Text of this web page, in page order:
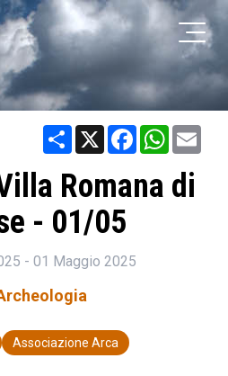
Share X Facebook
Romana di
- 01/05
- 01 Maggio 2025
Associazione Arca